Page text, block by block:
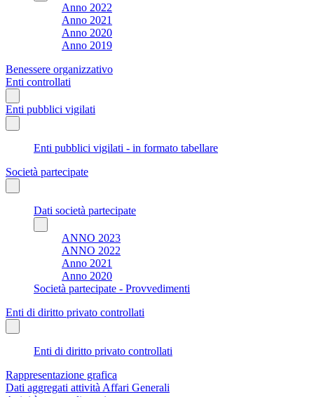
Anno 2022
Anno 2021
Anno 2020
Anno 2019
Benessere organizzativo
Enti controllati
Enti pubblici vigilati
Enti pubblici vigilati - in formato tabellare
Società partecipate
Dati società partecipate
ANNO 2023
ANNO 2022
Anno 2021
Anno 2020
Società partecipate - Provvedimenti
Enti di diritto privato controllati
Enti di diritto privato controllati
Rappresentazione grafica
Dati aggregati attività Affari Generali